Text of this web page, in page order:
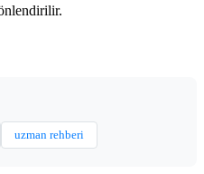
uzman rehberi